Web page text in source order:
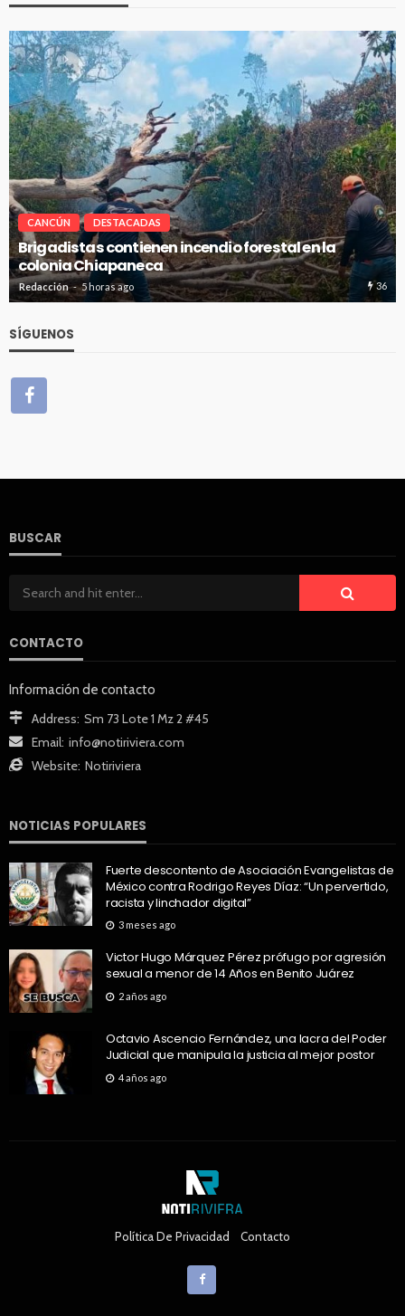
36
CANCÚN DESTACADAS
Avanza en tiempo y forma la construcción de
de absorción en Cancún
Redacción 5 horas ago
SÍGUENOS
BUSCAR
CONTACTO
Información de contacto
Address: Sm 73 Lote 1 Mz 2 #45
Email: info@notiriviera.com
Website: Notiriviera
NOTICIAS POPULARES
Fuerte descontento de Asociación Evangelistas de
México contra Rodrigo Reyes Díaz: “Un pervertido,
racista y linchador digital”
3 meses ago
Victor Hugo Márquez Pérez prófugo por agresión
sexual a menor de 14 Años en Benito Juárez
2 años ago
Octavio Ascencio Fernández, una lacra del Poder
Judicial que manipula la justicia al mejor postor
4 años ago
Política De Privacidad Contacto